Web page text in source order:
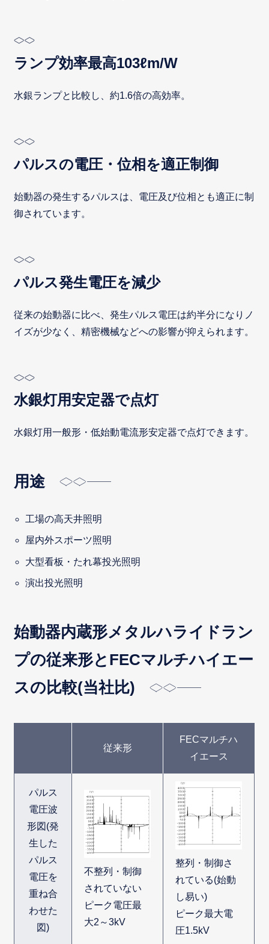
ランプ効率最高103ℓm/W
水銀ランプと比較し、約1.6倍の高効率。
パルスの電圧・位相を適正制御
始動器の発生するパルスは、電圧及び位相とも適正に制
御されています。
パルス発生電圧を減少
従来の始動器に比べ、発生パルス電圧は約半分になりノ
イズが少なく、精密機械などへの影響が抑えられます。
水銀灯用安定器で点灯
水銀灯用一般形・低始動電流形安定器で点灯できます。
用途
工場の高天井照明
屋内外スポーツ照明
大型看板・たれ幕投光照明
演出投光照明
始動器内蔵形メタルハライドラン
プの従来形とFECマルチハイエー
スの比較(当社比)
従来形
FECマルチハ
イエース
パルス
電圧波
形図(発
生した
パルス
電圧を
重ね合
わせた
図)
不整列・制御
されていない
ピーク電圧最
大2～3kV
整列・制御さ
れている(始動
し易い)
ピーク最大電
圧1.5kV